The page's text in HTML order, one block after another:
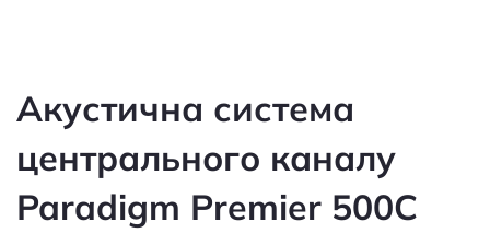
Акустична система
центрального каналу
Paradigm Premier 500C